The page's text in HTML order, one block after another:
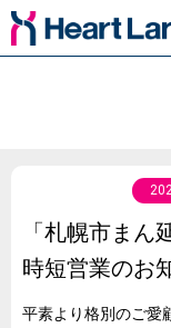
「札幌市ま
時短営業のお
平素より格別のご愛